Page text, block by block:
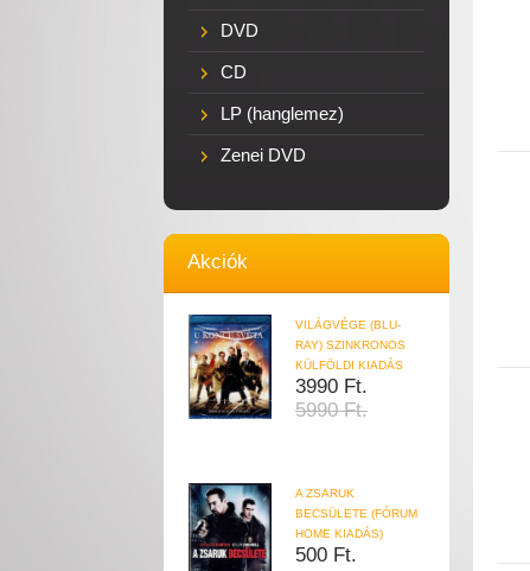
DVD
CD
LP (hanglemez)
Zenei DVD
Akciók
VILÁGVÉGE (BLU-
RAY) SZINKRONOS
KÜLFÖLDI KIADÁS
3990 Ft.
5990 Ft.
A ZSARUK
BECSÜLETE (FÓRUM
HOME KIADÁS)
500 Ft.